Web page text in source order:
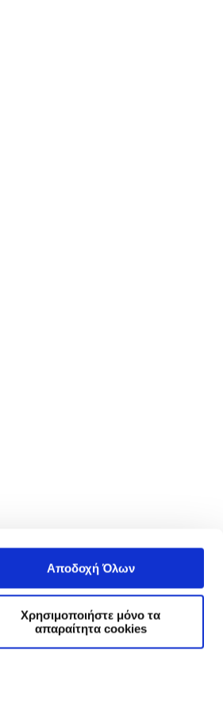
Αποδοχή Όλων
Χρησιμοποιήστε μόνο τα
απαραίτητα cookies